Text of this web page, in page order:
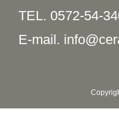
TEL. 0572-54-
E-mail.